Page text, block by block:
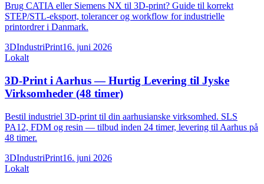
Brug CATIA eller Siemens NX til 3D-print? Guide til korrekt
STEP/STL-eksport, tolerancer og workflow for industrielle
printordrer i Danmark.
3DIndustriPrint16. juni 2026
Lokalt
3D-Print i Aarhus — Hurtig Levering til Jyske
Virksomheder (48 timer)
Bestil industriel 3D-print til din aarhusianske virksomhed. SLS
PA12, FDM og resin — tilbud inden 24 timer, levering til Aarhus på
48 timer.
3DIndustriPrint16. juni 2026
Lokalt